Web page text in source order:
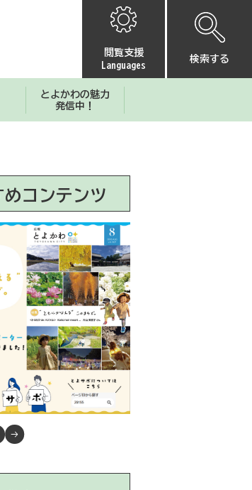
閲覧支援
Languages
検索する
とよかわの魅力
発信中！
めコンテンツ